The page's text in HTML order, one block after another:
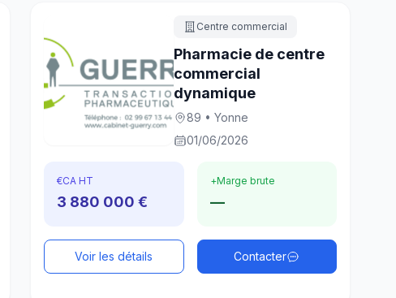
Centre commercial
Pharmacie de centre
commercial
dynamique
89 • Yonne
01/06/2026
€CA HT
3 880 000 €
+Marge brute
—
Voir les détails Contacter